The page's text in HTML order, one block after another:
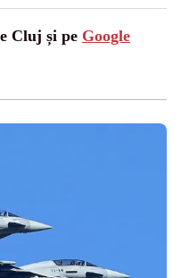
Cluj și pe Google